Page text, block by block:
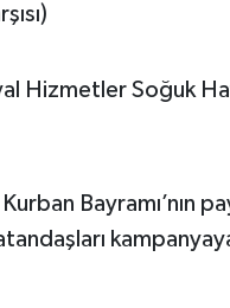
Hizmetler Soğuk
Bayramı’nın